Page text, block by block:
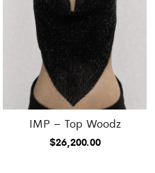
IMP – Top Woodz
$26,200.00